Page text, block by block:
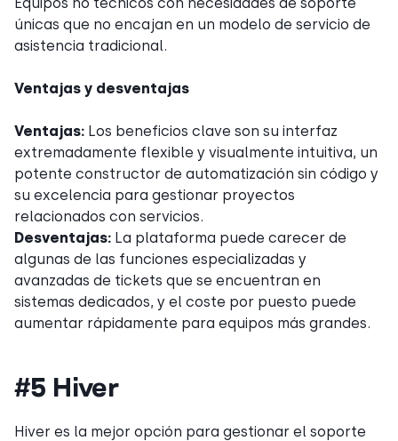
únicas que no encajan en un modelo de servicio de
asistencia tradicional.
Ventajas y desventajas
Ventajas: Los beneficios clave son su interfaz
extremadamente flexible y visualmente intuitiva, un
potente constructor de automatización sin código y
su excelencia para gestionar proyectos
relacionados con servicios.
Desventajas: La plataforma puede carecer de
algunas de las funciones especializadas y
avanzadas de tickets que se encuentran en
sistemas dedicados, y el coste por puesto puede
aumentar rápidamente para equipos más grandes.
#5 Hiver
Hiver es la mejor opción para gestionar el soporte